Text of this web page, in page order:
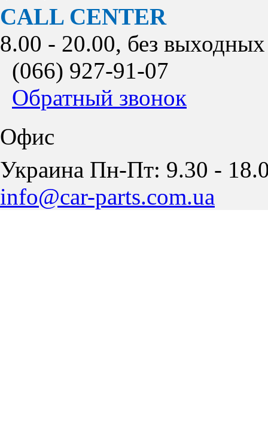
CALL CENTER
8.00 - 20.00, без выходных
(066) 927-91-07
Обратный звонок
Офис
Украина Пн-Пт: 9.30 -
info@car-parts.com.ua